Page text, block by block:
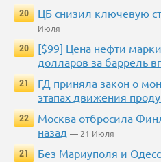
20
ЦБ снизил ключевую
Июля
20
[$99] Цена нефти
долларов за баррель
21
ГД приняла закон о
этапах движения
22
Москва отбросила
назад — 21 Июля
21
Без Мариуполя и